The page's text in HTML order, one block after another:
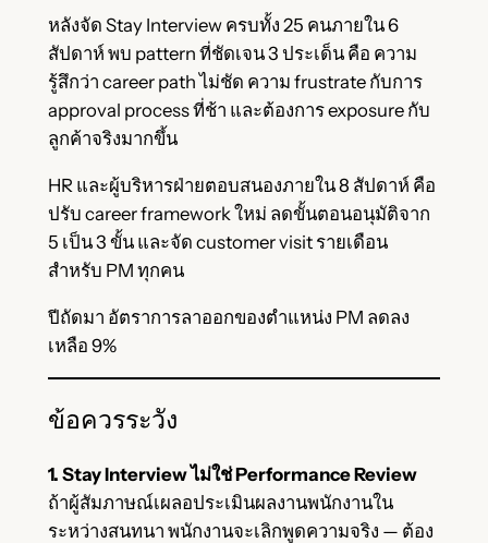
หลังจัด Stay Interview ครบทั้ง 25 คนภายใน 6
สัปดาห์ พบ pattern ที่ชัดเจน 3 ประเด็น คือ ความ
รู้สึกว่า career path ไม่ชัด ความ frustrate กับการ
approval process ที่ช้า และต้องการ exposure กับ
ลูกค้าจริงมากขึ้น
HR และผู้บริหารฝ่ายตอบสนองภายใน 8 สัปดาห์ คือ
ปรับ career framework ใหม่ ลดขั้นตอนอนุมัติจาก
5 เป็น 3 ขั้น และจัด customer visit รายเดือน
สำหรับ PM ทุกคน
ปีถัดมา อัตราการลาออกของตำแหน่ง PM ลดลง
เหลือ 9%
ข้อควรระวัง
1. Stay Interview ไม่ใช่ Performance Review
ถ้าผู้สัมภาษณ์เผลอประเมินผลงานพนักงานใน
ระหว่างสนทนา พนักงานจะเลิกพูดความจริง — ต้อง